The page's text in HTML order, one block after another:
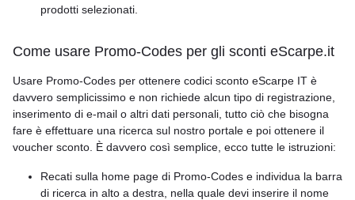
prodotti selezionati.
Come usare Promo-Codes per gli sconti eScarpe.it
Usare Promo-Codes per ottenere codici sconto eScarpe IT è
davvero semplicissimo e non richiede alcun tipo di registrazione,
inserimento di e-mail o altri dati personali, tutto ciò che bisogna
fare è effettuare una ricerca sul nostro portale e poi ottenere il
voucher sconto. È davvero così semplice, ecco tutte le istruzioni:
Recati sulla home page di Promo-Codes e individua la barra
di ricerca in alto a destra, nella quale devi inserire il nome